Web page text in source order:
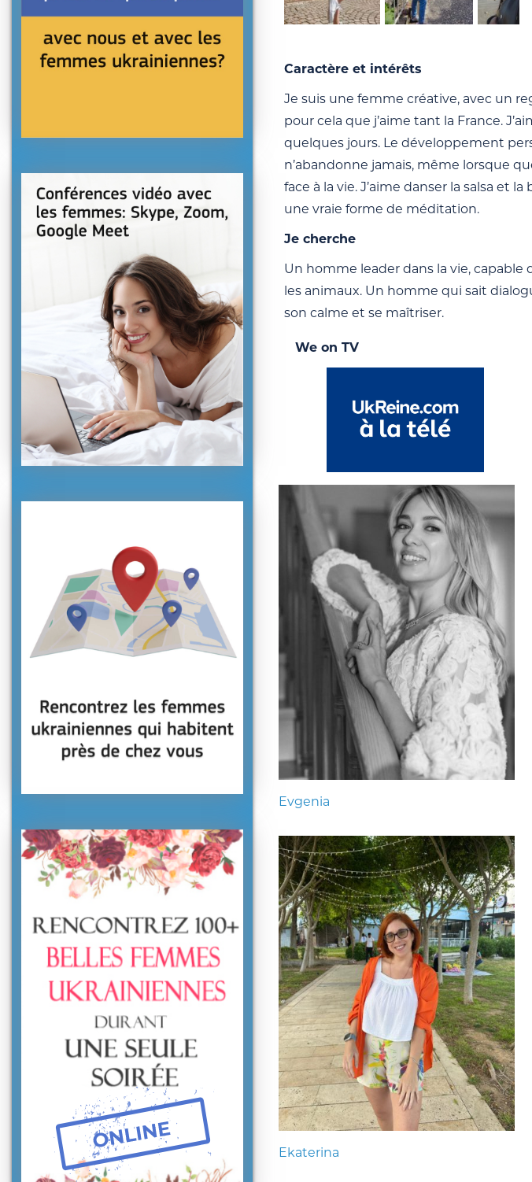
Caractère et intérêts
Je suis une femme créative, avec un
pour cela que j’aime tant la France.
quelques jours. Le développement
n’abandonne jamais, même lorsque
face à la vie. J’aime danser la salsa et
une vraie forme de méditation.
Je cherche
Un homme leader dans la vie,
les animaux. Un homme qui sait
son calme et se maîtriser.
We on TV
Evgenia
Ekaterina